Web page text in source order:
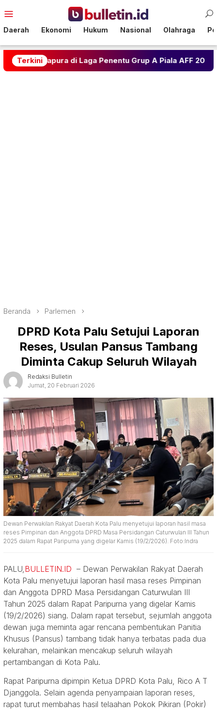
ke
Mobile
Daerah Ekonomi Hukum Nasional Olahraga
Terkini
di Laga Penentu Grup A Piala AFF 2026
Beranda Parlemen
DPRD Kota Palu Setujui Laporan
Reses, Usulan Pansus Tambang
Diminta Cakup Seluruh Wilayah
Redaksi Bulletin
Jumat, 20 Februari 2026
Dewan Perwakilan Rakyat Daerah Kota Palu menyetujui laporan hasil masa
reses Pimpinan dan Anggota DPRD Masa Persidangan Caturwulan III Tahun
2025 dalam Rapat Paripurna yang digelar Kamis (19/2/2026). Foto:Indra
PALU,BULLETIN.ID – Dewan Perwakilan Rakyat Daerah
Kota Palu menyetujui laporan hasil masa reses Pimpinan
dan Anggota DPRD Masa Persidangan Caturwulan III
Tahun 2025 dalam Rapat Paripurna yang digelar Kamis
(19/2/2026) siang. Dalam rapat tersebut, sejumlah anggota
dewan juga meminta agar rencana pembentukan Panitia
Khusus (Pansus) tambang tidak hanya terbatas pada dua
kelurahan, melainkan mencakup seluruh wilayah
pertambangan di Kota Palu.
Rapat Paripurna dipimpin Ketua DPRD Kota Palu, Rico A T
Djanggola. Selain agenda penyampaian laporan reses,
rapat turut membahas hasil telaahan Pokok Pikiran (Pokir)